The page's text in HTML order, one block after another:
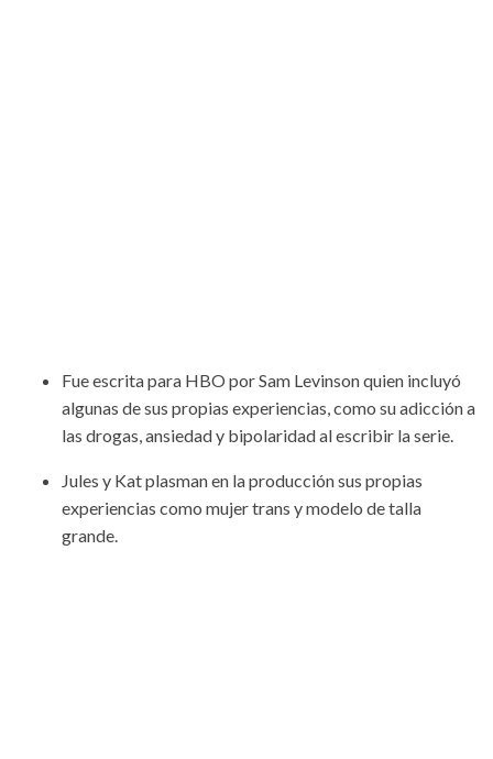
Fue escrita para HBO por Sam Levinson quien incluyó
algunas de sus propias experiencias, como su adicción a
las drogas, ansiedad y bipolaridad al escribir la serie.
Jules y Kat plasman en la producción sus propias
experiencias como mujer trans y modelo de talla
grande.